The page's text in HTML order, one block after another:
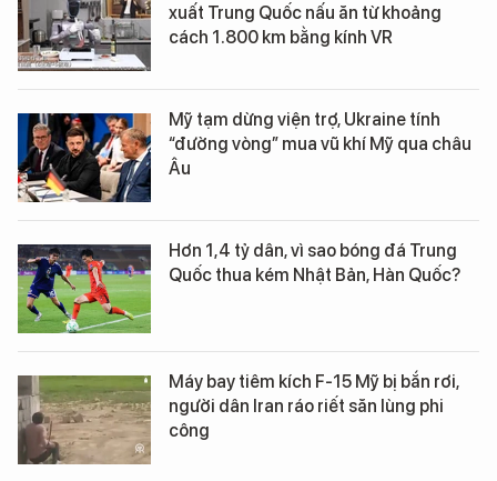
xuất Trung Quốc nấu ăn từ khoảng
cách 1.800 km bằng kính VR
Mỹ tạm dừng viện trợ, Ukraine tính
“đường vòng” mua vũ khí Mỹ qua châu
Âu
Hơn 1,4 tỷ dân, vì sao bóng đá Trung
Quốc thua kém Nhật Bản, Hàn Quốc?
Máy bay tiêm kích F-15 Mỹ bị bắn rơi,
người dân Iran ráo riết săn lùng phi
công